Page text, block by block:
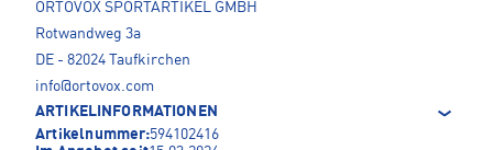
ORTOVOX SPORTARTIKEL GMBH
Rotwandweg 3a
DE - 82024 Taufkirchen
info@ortovox.com
ARTIKELINFORMATIONEN
Artikelnummer:594102416